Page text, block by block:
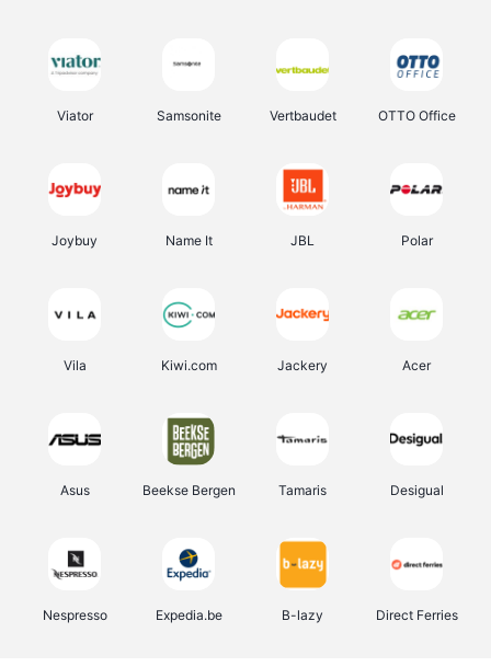
Viator Samsonite Vertbaudet OTTO Office
Joybuy Name It JBL Polar
Vila Kiwi.com Jackery Acer
Asus Beekse Bergen Tamaris Desigual
Nespresso Expedia.be B-lazy Direct Ferries